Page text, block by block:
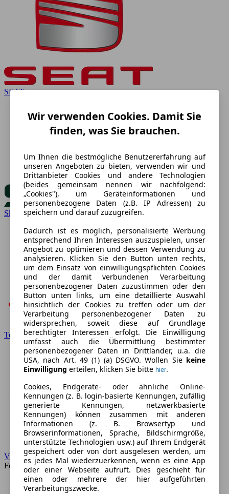
SEAT
Skoda
Toyota
VW
Forum
Wir verwenden Cookies. Damit Sie
finden, was Sie brauchen.
Um Ihnen die bestmögliche Benutzererfahrung auf
unseren Angeboten zu bieten, verwenden wir und
Drittanbieter Cookies und andere Technologien
(beides gemeinsam nennen wir nachfolgend:
„Cookies"), um Geräteinformationen und
personenbezogene Daten (z.B. IP Adressen) zu
speichern und darauf zuzugreifen.
Dadurch ist es möglich, personalisierte Werbung
entsprechend Ihren Interessen auszuspielen, unser
Angebot zu optimieren und dessen Verwendung zu
analysieren. Klicken Sie den Button unten rechts,
um dem Einsatz von einwilligungspflichten Cookies
und der damit verbundenen Verarbeitung
personenbezogener Daten zuzustimmen oder den
Button unten links, um eine detaillierte Auswahl
hinsichtlich der Cookies zu treffen oder um der
Verarbeitung personenbezogener Daten zu
widersprechen, soweit diese auf Grundlage
berechtigter Interessen erfolgt. Die Einwilligung
umfasst auch die Übermittlung bestimmter
personenbezogener Daten in Drittländer, u.a. die
USA, nach Art. 49 (1) (a) DSGVO. Wollen Sie keine
Einwilligung erteilen, klicken Sie bitte hier.
Cookies, Endgeräte- oder ähnliche Online-
Kennungen (z. B. login-basierte Kennungen, zufällig
generierte Kennungen, netzwerkbasierte
Kennungen) können zusammen mit anderen
Informationen (z. B. Browsertyp und
Browserinformationen, Sprache, Bildschirmgröße,
unterstützte Technologien usw.) auf Ihrem Endgerät
gespeichert oder von dort ausgelesen werden, um
es jedes Mal wiederzuerkennen, wenn es eine App
oder einer Webseite aufruft. Dies geschieht für
einen oder mehrere der hier aufgeführten
Verarbeitungszwecke.